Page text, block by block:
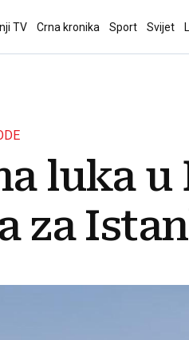
TV Crna kronika Sport Svijet
luka
za